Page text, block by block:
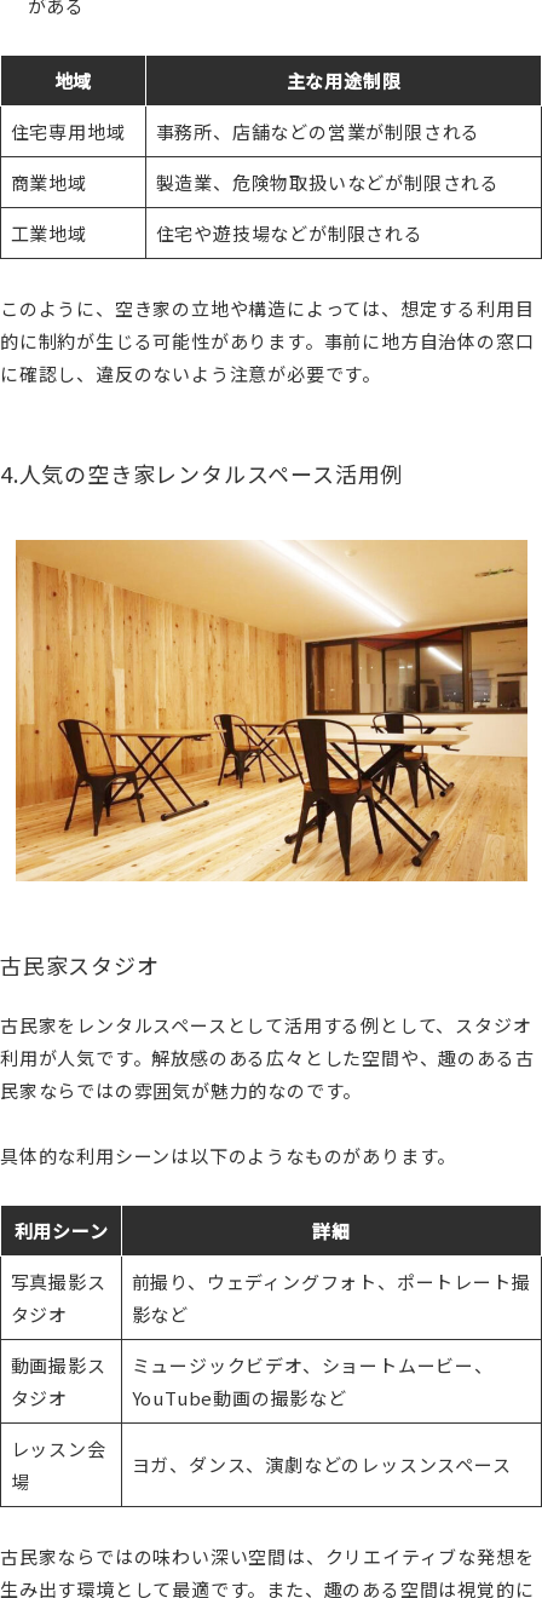
地域
主な用途制限
住宅専用地域
事務所、店舗などの営業が制限される
商業地域
製造業、危険物取扱いなどが制限される
工業地域
住宅や遊技場などが制限される
このように、空き家の立地や構造によっては、想定する利用目
的に制約が生じる可能性があります。事前に地方自治体の窓口
に確認し、違反のないよう注意が必要です。
4.人気の空き家レンタルスペース活用例
古民家スタジオ
古民家をレンタルスペースとして活用する例として、スタジオ
利用が人気です。解放感のある広々とした空間や、趣のある古
民家ならではの雰囲気が魅力的なのです。
具体的な利用シーンは以下のようなものがあります。
利用シーン
詳細
写真撮影ス
タジオ
前撮り、ウェディングフォト、ポートレート撮
影など
動画撮影ス
タジオ
ミュージックビデオ、ショートムービー、
YouTube動画の撮影など
レッスン会
場
ヨガ、ダンス、演劇などのレッスンスペース
古民家ならではの味わい深い空間は、クリエイティブな発想を
生み出す環境として最適です。また、趣のある空間は視覚的に